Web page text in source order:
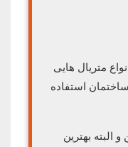
متریال هایی
استفاده
البته بهترین